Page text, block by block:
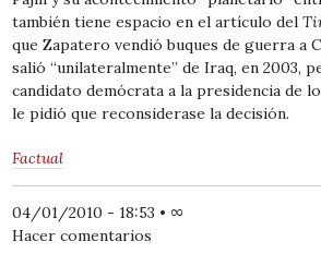
también tiene espacio en el artículo del
que Zapatero vendió buques de guerra a
salió “unilateralmente” de Iraq, en 2003,
candidato demócrata a la presidencia de
le pidió que reconsiderase la decisión.
Factual
04/01/2010 - 18:53 • ∞
Hacer comentarios